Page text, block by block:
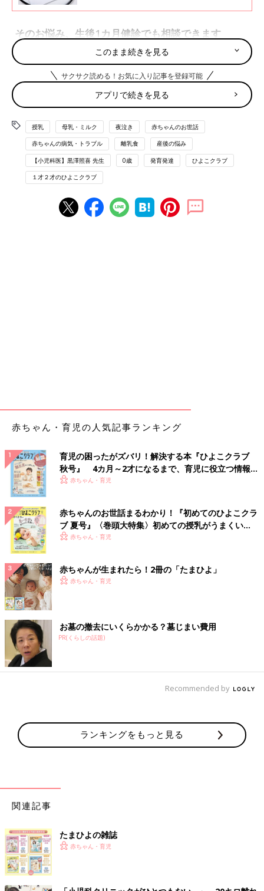
児科医の黒澤照喜先生は、「質問をたくさん受
す。今回は心配しすぎなくて大丈夫な「授乳の
悩み」について黒澤先生が答えます。
そのお悩み、生後1カ月健診でも相談できます
赤ちゃんは何回か乳幼児健診を受けます。とくに生後1カ月健診
は初めてのため、内容が気になるかもしれません。
まず、赤ちゃんの身長・体重・頭囲などの計測、医師による診察
があります。また、出生直後の先天性代謝異常
チンの説明なども行われることが多いようです。
その際にママやパパは質問・相談ができます。質問事項を忘れな
いようにあらかじめ母子健康手帳に書いているご家族も多いで
す。
今回は、その中でもよく聞かれる赤ちゃんの様子の質問につい
Q. ときどきぴくつきます。大丈夫ですか？
【さらにひと言】
ぴくつきが何分も止まらない場合、顔色・意識が悪い場合、哺
乳・睡眠・発達に影響が出ている場合は小児科の受診が必要で
す。
Q. のどがぜこぜこと音がすることがあります。苦しくない
ですか？
A. 哺乳時や睡眠時などの一時的なものであれば、心配ありませ
ん。
【どうして？】
のどは鼻から入った空気を気管に送る、口から入った母乳・ミル
カ月の赤ちゃんには使いこなしが難しいようです。哺乳後のどに
残った母乳・ミルク・唾液（だえき）で音がすることはよくあり
ます。また、私たちも深く眠るといびきをかきますが、赤ちゃん
の体はやわらかいため、眠って緊張がほぐれると気道が狭まって
う。また、呼吸が苦しければ哺乳や睡眠に支障が出ることがある
ため、そのような症状がないか観察します。
えないなどは小児科を受診しましょう。
Q. ときどき顔を真っ赤にしていきんでいることがありま
す。
A. 何かの病気を意味していることは少なく、本人も苦しいわけで
このまま続きを見る
サクサク読める！お気に入り記事を登録可能
アプリで続きを見る
授乳 母乳・ミルク 夜泣き 赤ちゃんのお世話
赤ちゃんの病気・トラブル 離乳食 産後の悩み
【小児科医】黒澤照喜 先生 0歳 発育発達 ひよこクラブ
１才２才のひよこクラブ
赤ちゃん・育児の人気記事ランキング
育児の困ったがズバリ！解決する本『ひよこクラブ
秋号』 4カ月～2才になるまで、育児に役立つ情報が
いっぱい！
赤ちゃん・育児
赤ちゃんのお世話まるわかり！『初めてのひよこクラ
ブ 夏号』〈巻頭大特集〉初めての授乳がうまくい
く！ おっぱい・ミルクの基本と夏のトラブル 解決テ
赤ちゃん・育児
赤ちゃんが生まれたら！2冊の「たまひよ」
赤ちゃん・育児
お墓の撤去にいくらかかる？墓じまい費用
PR(くらしの話題)
Recommended by
ランキングをもっと見る
関連記事
たまひよの雑誌
赤ちゃん・育児